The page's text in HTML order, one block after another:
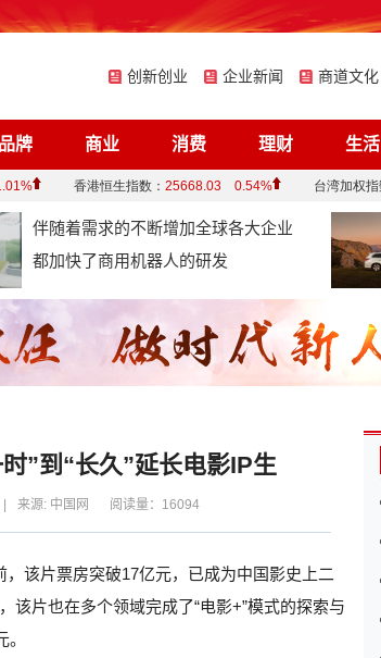
创新创业 企业新闻 商道文化
品牌 商业 消费 理财 生活
伴随着需求的不断增加全球各大企业
都加快了商用机器人的研发
”到“长久”延长电影IP生
来源: 中国网 阅读量：16094
该片票房突破17亿元，已成为中国影史上二
片也在多个领域完成了“电影+”模式的探索与